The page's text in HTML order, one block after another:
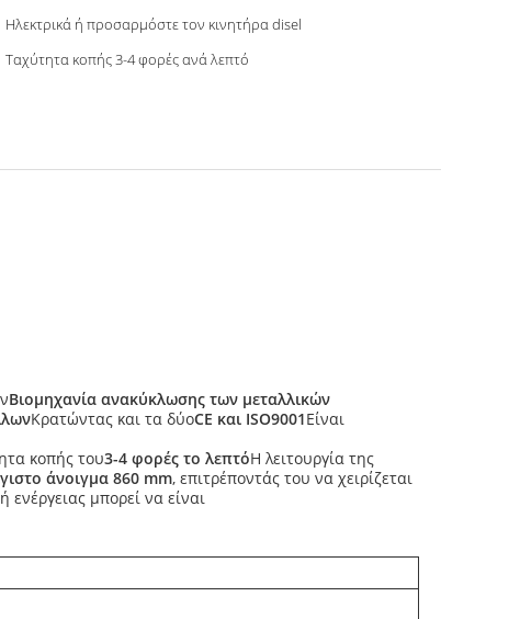
Ηλεκτρικά ή προσαρμόστε τον κινητήρα disel
Ταχύτητα κοπής 3-4 φορές ανά λεπτό
Βιομηχανία ανακύκλωσης των μεταλλικών
Κρατώντας και τα δύοCE και ISO9001Είναι
κοπής του3-4 φορές το λεπτόΗ λειτουργία της
άνοιγμα 860 mm, επιτρέποντάς του να χειρίζεται
ενέργειας μπορεί να είναι